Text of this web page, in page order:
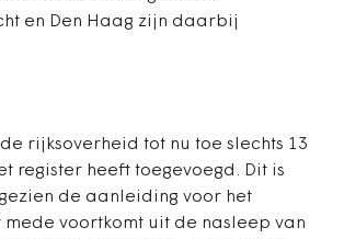
en Den Haag zijn daarbij
rijksoverheid tot nu toe slechts 13
register heeft toegevoegd. Dit is
de aanleiding voor het
voortkomt uit de nasleep van